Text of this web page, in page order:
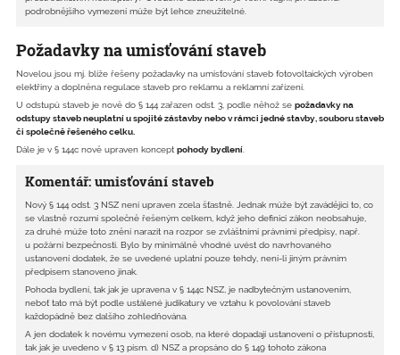
podrobnějšího vymezení může být lehce zneužitelné.
Požadavky na umisťování staveb
Novelou jsou mj. blíže řešeny požadavky na umisťování staveb fotovoltaických výroben
elektřiny a doplněna regulace staveb pro reklamu a reklamní zařízení.
U odstupů staveb je nově do § 144 zařazen odst. 3, podle něhož se požadavky na
odstupy staveb neuplatní u spojité zástavby nebo v rámci jedné stavby, souboru staveb
či společně řešeného celku.
Dále je v § 144c nově upraven koncept pohody bydlení
Komentář: umisťování staveb
Nový § 144 odst. 3 NSZ není upraven zcela šťastně. Jednak může být zavádějící to, co
se vlastně rozumí společně řešeným celkem, když jeho definici zákon neobsahuje,
za druhé může toto znění narazit na rozpor se zvláštními právními předpisy, např.
u požární bezpečnosti. Bylo by minimálně vhodné uvést do navrhovaného
ustanovení dodatek, že se uvedené uplatní pouze tehdy, není-li jiným právním
předpisem stanoveno jinak.
Pohoda bydlení, tak jak je upravena v § 144c NSZ, je nadbytečným ustanovením,
neboť tato má být podle ustálené judikatury ve vztahu k povolování staveb
každopádně bez dalšího zohledňována.
A jen dodatek k novému vymezení osob, na které dopadají ustanovení o přístupnosti,
tak jak je uvedeno v § 13 písm. d) NSZ a propsáno do § 149 tohoto zákona